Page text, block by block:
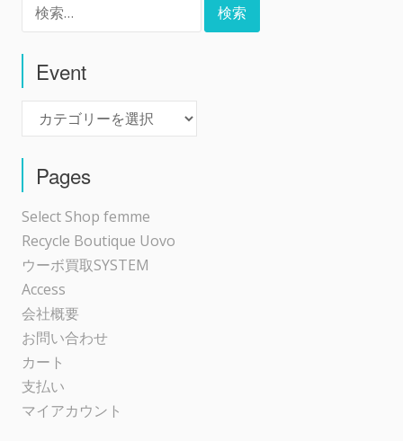
ビ
ゲ
ー
シ
ョ
ン
Event
Pages
Select Shop femme
Recycle Boutique Uovo
ウーボ買取SYSTEM
Access
会社概要
お問い合わせ
カート
支払い
マイアカウント